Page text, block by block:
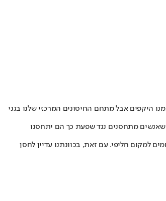
שעות במקום 12 שעות. לא סגרנו שום תחנה מחסנת, רק צמצמנו היקפים אבל מתחם החיסונים המרכזי שלנו בגני
שאנשים מתחסנים נגד שפעת כך הם יתחסנו
למקום חליפי. עם זאת, בכוונתנו עדיין לחסן